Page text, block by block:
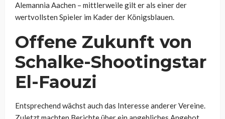
Alemannia Aachen – mittlerweile gilt er als einer der
wertvollsten Spieler im Kader der Königsblauen.
Offene Zukunft von
Schalke-Shootingstar
El-Faouzi
Entsprechend wächst auch das Interesse anderer Vereine.